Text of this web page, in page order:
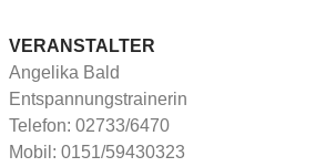
VERANSTALTER
Angelika Bald
Entspannungstrainerin
Telefon: 02733/6470
Mobil: 0151/59430323